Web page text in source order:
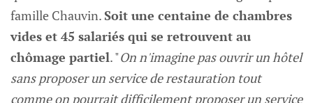
famille Chauvin.Soit une centaine de chambres
vides et 45 salariés qui se retrouvent au
chômage partiel. "On n'imagine pas ouvrir un hôtel
sans proposer un service de restauration tout
comme on pourrait difficilement proposer un service